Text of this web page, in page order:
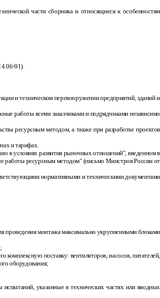
части сборника и относящиеся к особенностям
4.06-91).
и техническом перевооружении предприятий, зданий и
работы всеми заказчиками и подрядчиками независимо
ресурсным методом, а также при разработке проектов
и тарифах.
в условиях развития рыночных отношений", введенном в
работы ресурсным методом" (письмо Минстроя России от
нормативными и техническими документами
проведения монтажа максимально укрупненными блоками
комплексную поставку: вентиляторов, насосов, питателей,
оборудования;
испытаний, указанные в технических частях или вводных